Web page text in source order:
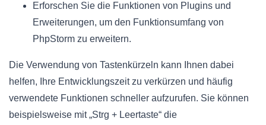
Erforschen Sie die Funktionen von Plugins und
Erweiterungen, um den Funktionsumfang von
PhpStorm zu erweitern.
Die Verwendung von Tastenkürzeln kann Ihnen dabei
helfen, Ihre Entwicklungszeit zu verkürzen und häufig
verwendete Funktionen schneller aufzurufen. Sie können
beispielsweise mit „Strg + Leertaste“ die